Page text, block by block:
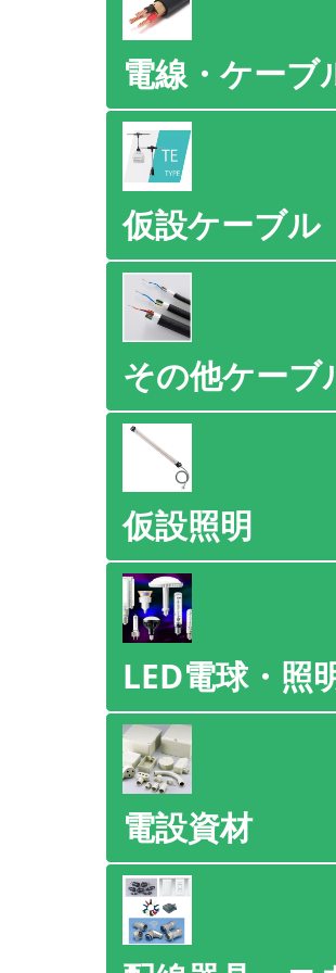
電線・ケーブ
仮設ケーブル
その他ケーブ
仮設照明
LED電球・照
電設資材